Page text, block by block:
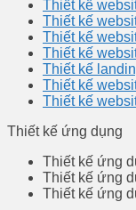
Thiết kế
Thiết kế
Thiết kế
Thiết kế
Thiết kế
Thiết kế
Thiết kế
Thiết kế ứng dụng
Thiết kế ứng
Thiết kế ứng
Thiết kế ứng